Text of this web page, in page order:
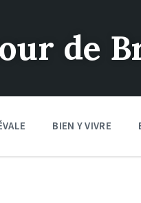
de
BIEN Y VIVRE